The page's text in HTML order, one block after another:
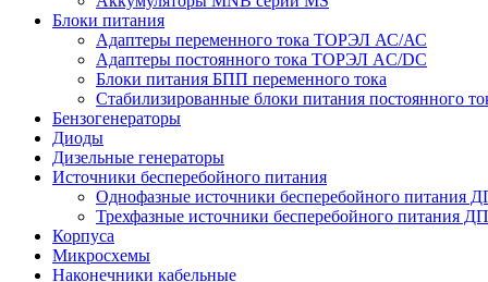
Блоки питания
Адаптеры переменного тока ТОРЭЛ АС/АС
Адаптеры постоянного тока ТОРЭЛ AC/DC
Блоки питания БПП переменного тока
Стабилизированные блоки питания постоянного
Бензогенераторы
Диоды
Дизельные генераторы
Источники бесперебойного питания
Однофазные источники бесперебойного питания
Трехфазные источники бесперебойного питания
Корпуса
Микросхемы
Наконечники кабельные